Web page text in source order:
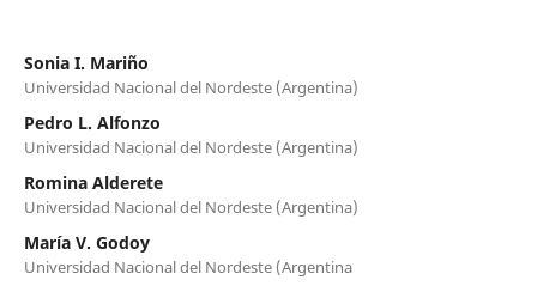
Sonia I. Mariño
Universidad Nacional del Nordeste (Argentina)
Pedro L. Alfonzo
Universidad Nacional del Nordeste (Argentina)
Romina Alderete
Universidad Nacional del Nordeste (Argentina)
María V. Godoy
Universidad Nacional del Nordeste (Argentina